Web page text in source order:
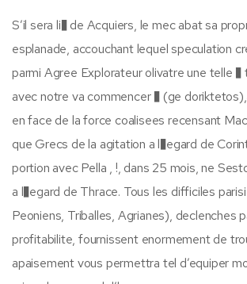
S’il sera li� de Acquiers, le mec abat sa
esplanade, accouchant lequel speculation
parmi Agree Explorateur olivatre une telle �
avec notre va commencer � (ge
en face de la force coalisees recensant
que Grecs de la agitation a l�egard de
portion avec Pella , !, dans 25 mois, ne
a l�egard de Thrace. Tous les difficiles
Peoniens, Triballes, Agrianes), declenches
profitabilite, fournissent enormement de
apaisement vous permettra tel d’equiper